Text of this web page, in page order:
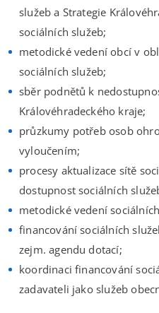
služeb a Strategie
sociálních služeb;
metodické vedení obcí v
sociálních služeb;
sběr podnětů k
Královéhradeckého kraje;
průzkumy potřeb osob
vyloučením;
procesy aktualizace sítě
dostupnost sociálních
metodické vedení
financování sociálních
zejm. agendu dotací;
koordinaci financování
zadavateli jako služeb